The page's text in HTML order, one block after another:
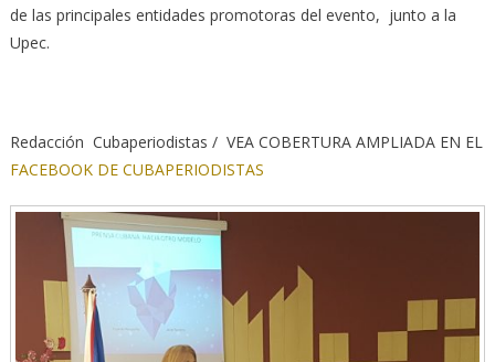
de las principales entidades promotoras del evento, junto a la
Upec.
Redacción Cubaperiodistas / VEA COBERTURA AMPLIADA EN EL
FACEBOOK DE CUBAPERIODISTAS